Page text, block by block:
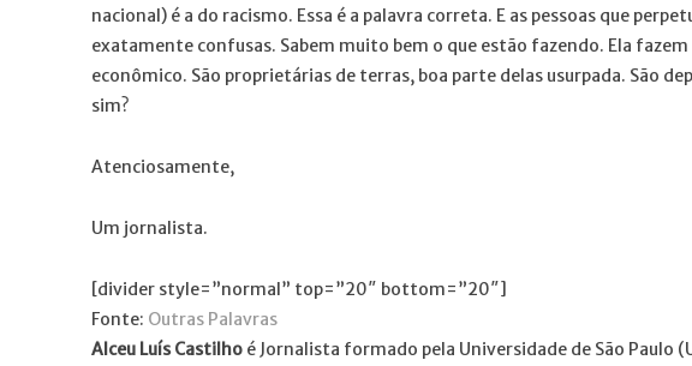
nacional) é a do racismo. Essa é a palavra correta. E as pessoas que
exatamente confusas. Sabem muito bem o que estão fazendo. Ela
econômico. São proprietárias de terras, boa parte delas usurpada. São
sim?
Atenciosamente,
Um jornalista.
[divider style=”normal” top=”20″ bottom=”20″]
Fonte: Outras Palavras
Alceu Luís Castilho é Jornalista formado pela Universidade de São Paulo